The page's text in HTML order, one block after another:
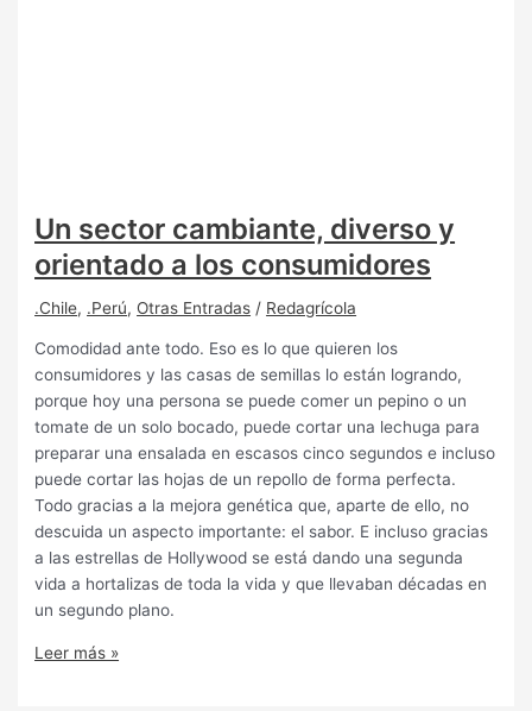
Un sector cambiante, diverso y
orientado a los consumidores
.Chile, .Perú, Otras Entradas / Redagrícola
Comodidad ante todo. Eso es lo que quieren los
consumidores y las casas de semillas lo están logrando,
porque hoy una persona se puede comer un pepino o un
tomate de un solo bocado, puede cortar una lechuga para
preparar una ensalada en escasos cinco segundos e incluso
puede cortar las hojas de un repollo de forma perfecta.
Todo gracias a la mejora genética que, aparte de ello, no
descuida un aspecto importante: el sabor. E incluso gracias
a las estrellas de Hollywood se está dando una segunda
vida a hortalizas de toda la vida y que llevaban décadas en
un segundo plano.
Leer más »